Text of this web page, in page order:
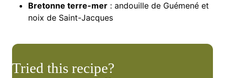
Bretonne terre-mer : andouille de Guémené et
noix de Saint-Jacques
Tried this recipe?